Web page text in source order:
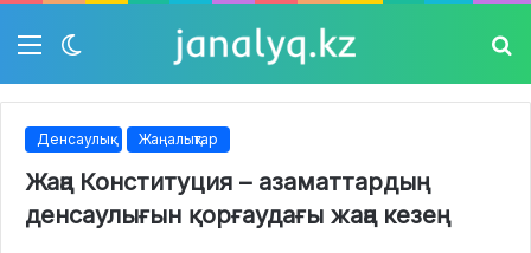
Мәзір
skin
Денсаулық Жаңалықтар
Жаңа Конституция – азаматтардың
денсаулығын қорғаудағы жаңа кезең